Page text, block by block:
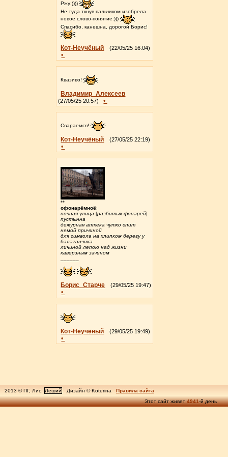
Ржу:))))
Не туда ткнув пальчиком изобрела
новое слово-понятие:)))
Спасибо, канешна, дорогой Борис!
Кот-Неучёный (22/05/25 16:04)
•
Квазиво!
Владимир_Алексеев
(27/05/25 20:57) •
Свараемся!
Кот-Неучёный (27/05/25 22:19)
•
**
офонарёмноё:
ночная улица [разбитых фонарей]
пустынна
дежурная аптека чутко спит
немой причиной
для символа на хлипком берегу у
балаганчика
личиной лепою над жизни
каверзным зачином
Борис_Старче (29/05/25 19:47)
•
Кот-Неучёный (29/05/25 19:49)
•
2013 © ПГ, Лис, Леший Дизайн © Koterina
Правила сайта
Этот сайт живет4941-й день